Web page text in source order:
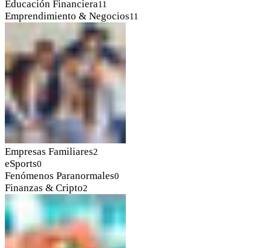
Educación Financiera11
Emprendimiento & Negocios11
Empresas Familiares2
eSports0
Fenómenos Paranormales0
Finanzas & Cripto2